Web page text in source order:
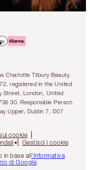
Charlotte Tilbury Beauty.
registered in the United
Street, London, United
30. Responsible Person
Upper, Dublin 7, D07
cookie
Gestisci i cookie
in base all'Informativa
di Google.